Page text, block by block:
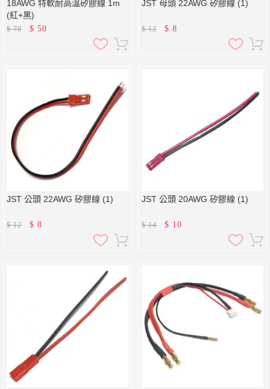
18AWG 特軟耐高溫矽膠線 1m
(紅+黑)
$70 $ 50
JST 母頭 22AWG 矽膠線 (1)
$12 $ 8
JST 公頭 22AWG 矽膠線 (1)
$12 $ 8
JST 公頭 20AWG 矽膠線 (1)
$14 $ 10